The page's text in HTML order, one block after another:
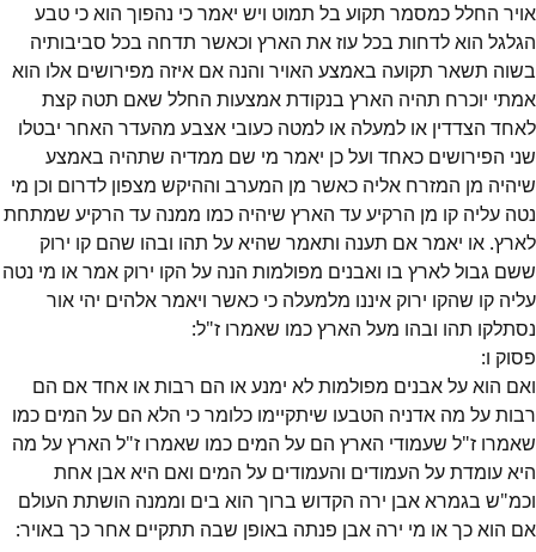
אויר החלל כמסמר תקוע בל תמוט ויש יאמר כי נהפוך הוא כי טבע
הגלגל הוא לדחות בכל עוז את הארץ וכאשר תדחה בכל סביבותיה
בשוה תשאר תקועה באמצע האויר והנה אם איזה מפירושים אלו הוא
אמתי יוכרח תהיה הארץ בנקודת אמצעות החלל שאם תטה קצת
לאחד הצדדין או למעלה או למטה כעובי אצבע מהעדר האחר יבטלו
שני הפירושים כאחד ועל כן יאמר מי שם ממדיה שתהיה באמצע
שיהיה מן המזרח אליה כאשר מן המערב וההיקש מצפון לדרום וכן מי
נטה עליה קו מן הרקיע עד הארץ שיהיה כמו ממנה עד הרקיע שמתחת
לארץ. או יאמר אם תענה ותאמר שהיא על תהו ובהו שהם קו ירוק
ששם גבול לארץ בו ואבנים מפולמות הנה על הקו ירוק אמר או מי נטה
עליה קו שהקו ירוק איננו מלמעלה כי כאשר ויאמר אלהים יהי אור
נסתלקו תהו ובהו מעל הארץ כמו שאמרו ז"ל:
פסוק ו:
ואם הוא על אבנים מפולמות לא ימנע או הם רבות או אחד אם הם
רבות על מה אדניה הטבעו שיתקיימו כלומר כי הלא הם על המים כמו
שאמרו ז"ל שעמודי הארץ הם על המים כמו שאמרו ז"ל הארץ על מה
היא עומדת על העמודים והעמודים על המים ואם היא אבן אחת
וכמ"ש בגמרא אבן ירה הקדוש ברוך הוא בים וממנה הושתת העולם
אם הוא כך או מי ירה אבן פנתה באופן שבה תתקיים אחר כך באויר: